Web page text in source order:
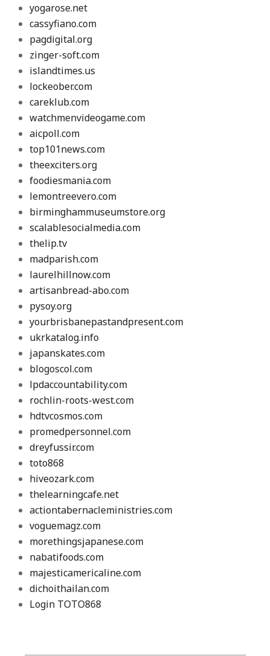
yogarose.net
cassyfiano.com
pagdigital.org
zinger-soft.com
islandtimes.us
lockeober.com
careklub.com
watchmenvideogame.com
aicpoll.com
top101news.com
theexciters.org
foodiesmania.com
lemontreevero.com
birminghammuseumstore.org
scalablesocialmedia.com
thelip.tv
madparish.com
laurelhillnow.com
artisanbread-abo.com
pysoy.org
yourbrisbanepastandpresent.com
ukrkatalog.info
japanskates.com
blogoscol.com
lpdaccountability.com
rochlin-roots-west.com
hdtvcosmos.com
promedpersonnel.com
dreyfussir.com
toto868
hiveozark.com
thelearningcafe.net
actiontabernacleministries.com
voguemagz.com
morethingsjapanese.com
nabatifoods.com
majesticamericaline.com
dichoithailan.com
Login TOTO868